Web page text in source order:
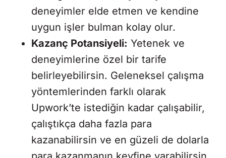
deneyimler elde etmen ve kendine
uygun işler bulman kolay olur.
Kazanç Potansiyeli: Yetenek ve
deneyimlerine özel bir tarife
belirleyebilirsin. Geleneksel çalışma
yöntemlerinden farklı olarak
Upwork’te istediğin kadar çalışabilir,
çalıştıkça daha fazla para
kazanabilirsin ve en güzeli de dolarla